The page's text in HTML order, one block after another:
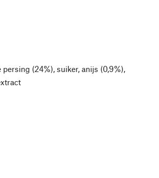
(24%), suiker, anijs (0,9%),